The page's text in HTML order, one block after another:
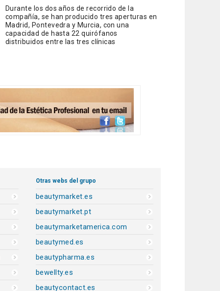
Durante los dos años de recorrido de la
compañía, se han producido tres aperturas en
Madrid, Pontevedra y Murcia, con una
capacidad de hasta 22 quirófanos
distribuidos entre las tres clínicas
Otras webs del grupo
beautymarket.es
beautymarket.pt
beautymarketamerica.com
beautymed.es
beautypharma.es
bewellty.es
beautycontact.es